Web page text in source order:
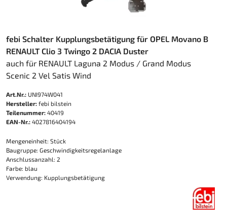
febi Schalter Kupplungsbetätigung für OPEL Movano B
RENAULT Clio 3 Twingo 2 DACIA Duster
auch für RENAULT Laguna 2 Modus / Grand Modus
Scenic 2 Vel Satis Wind
Art.Nr.: UNI974W041
Hersteller: febi bilstein
Teilenummer: 40419
EAN-Nr.: 4027816404194
Mengeneinheit: Stück
Baugruppe: Geschwindigkeitsregelanlage
Anschlussanzahl: 2
Farbe: blau
Verwendung: Kupplungsbetätigung